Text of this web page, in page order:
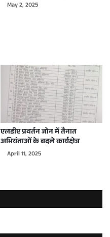
May 2, 2025
एलडीए प्रवर्तन जोन में तैनात
अभियंताओं के बदले कार्यक्षेत्र
April 11, 2025